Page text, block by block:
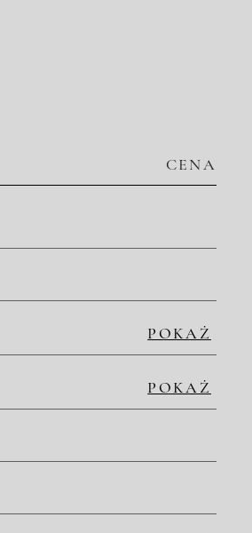
CENA
POKAŻ
POKAŻ